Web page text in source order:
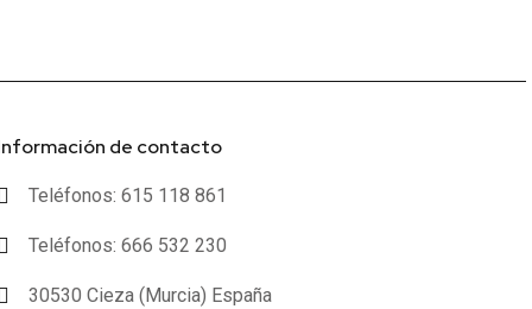
de contacto
Teléfonos: 615 118 861
Teléfonos: 666 532 230
30530 Cieza (Murcia) España